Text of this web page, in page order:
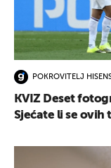
POKROVITELJ
KVIZ Deset
Sjećate li se ovih